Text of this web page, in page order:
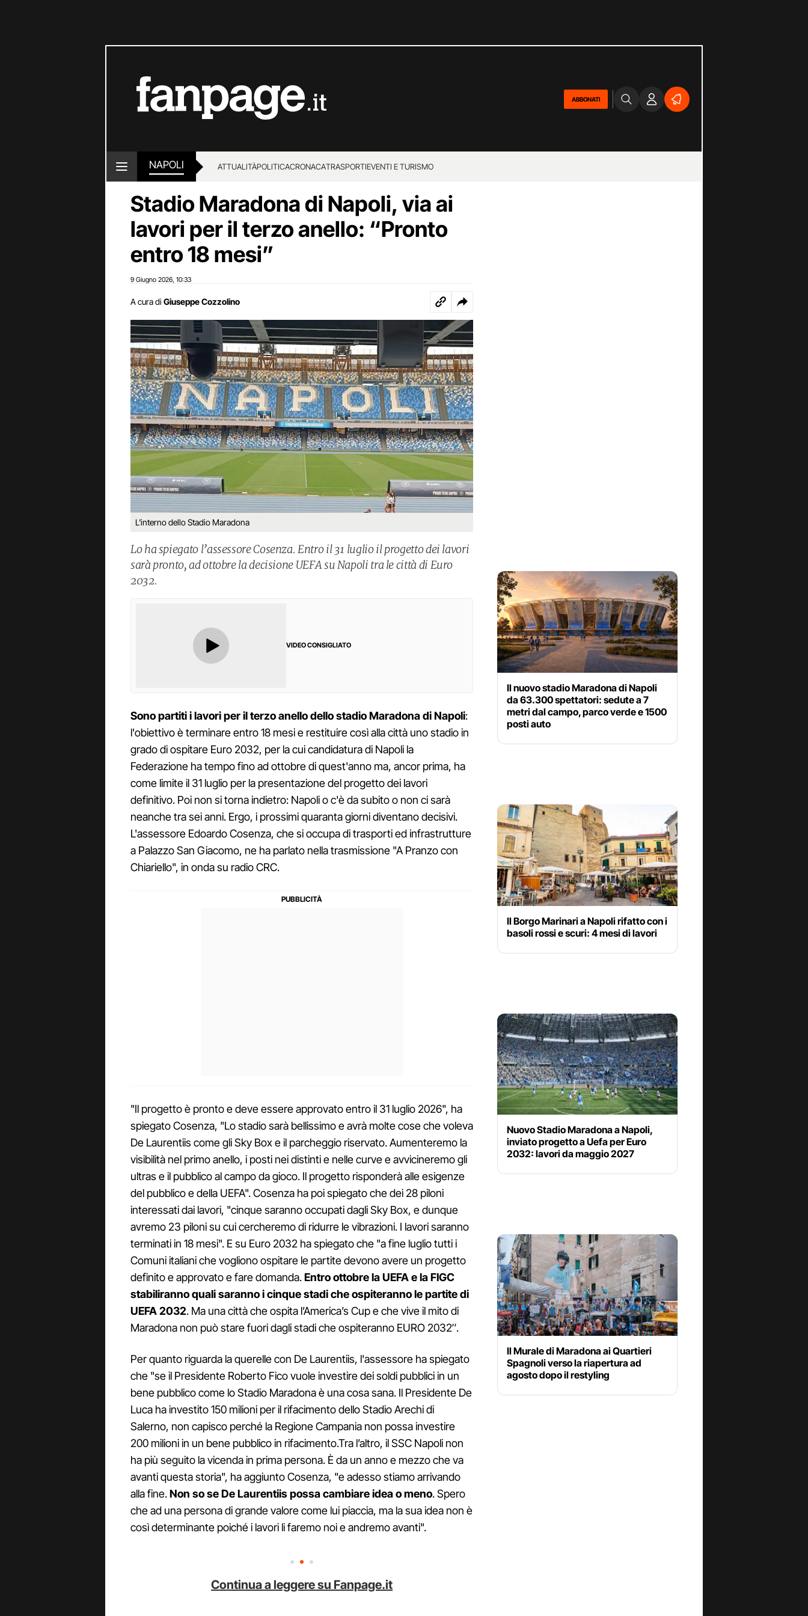
ABBONATI
NAPOLI ATTUALITÀPOLITICACRONACATRASPORTIEVENTI E TURISMO
Stadio Maradona di Napoli, via ai
lavori per il terzo anello: “Pronto
entro 18 mesi”
9 Giugno 2026 10:33
A cura di Giuseppe Cozzolino
L'interno dello Stadio Maradona
Lo ha spiegato l’assessore Cosenza. Entro il 31 luglio il progetto dei lavori
sarà pronto, ad ottobre la decisione UEFA su Napoli tra le città di Euro
2032.
VIDEO CONSIGLIATO
Sono partiti i lavori per il terzo anello dello stadio Maradona di Napoli:
l'obiettivo è terminare entro 18 mesi e restituire così alla città uno stadio in
grado di ospitare Euro 2032, per la cui candidatura di Napoli la
Federazione ha tempo fino ad ottobre di quest'anno ma, ancor prima, ha
come limite il 31 luglio per la presentazione del progetto dei lavori
definitivo. Poi non si torna indietro: Napoli o c'è da subito o non ci sarà
neanche tra sei anni. Ergo, i prossimi quaranta giorni diventano decisivi.
L'assessore Edoardo Cosenza, che si occupa di trasporti ed infrastrutture
a Palazzo San Giacomo, ne ha parlato nella trasmissione "A Pranzo con
Chiariello", in onda su radio CRC.
"Il progetto è pronto e deve essere approvato entro il 31 luglio 2026", ha
spiegato Cosenza, "Lo stadio sarà bellissimo e avrà molte cose che voleva
De Laurentiis come gli Sky Box e il parcheggio riservato. Aumenteremo la
visibilità nel primo anello, i posti nei distinti e nelle curve e avvicineremo gli
ultras e il pubblico al campo da gioco. Il progetto risponderà alle esigenze
del pubblico e della UEFA". Cosenza ha poi spiegato che dei 28 piloni
interessati dai lavori, "cinque saranno occupati dagli Sky Box, e dunque
avremo 23 piloni su cui cercheremo di ridurre le vibrazioni. I lavori saranno
terminati in 18 mesi". E su Euro 2032 ha spiegato che "a fine luglio tutti i
Comuni italiani che vogliono ospitare le partite devono avere un progetto
definito e approvato e fare domanda.Entro ottobre la UEFA e la FIGC
stabiliranno quali saranno i cinque stadi che ospiteranno le partite di
UEFA 2032. Ma una città che ospita l’America’s Cup e che vive il mito di
Maradona non può stare fuori dagli stadi che ospiteranno EURO 2032″.
Per quanto riguarda la querelle con De Laurentiis, l'assessore ha spiegato
che "se il Presidente Roberto Fico vuole investire dei soldi pubblici in un
bene pubblico come lo Stadio Maradona è una cosa sana. Il Presidente De
Luca ha investito 150 milioni per il rifacimento dello Stadio Arechi di
Salerno, non capisco perché la Regione Campania non possa investire
200 milioni in un bene pubblico in rifacimento.Tra l’altro, il SSC Napoli non
ha più seguito la vicenda in prima persona. È da un anno e mezzo che va
avanti questa storia", ha aggiunto Cosenza, "e adesso stiamo arrivando
alla fine.Non so se De Laurentiis possa cambiare idea o meno. Spero
che ad una persona di grande valore come lui piaccia, ma la sua idea non è
così determinante poiché i lavori li faremo noi e andremo avanti".
Continua a leggere su Fanpage.it
Il nuovo stadio Maradona di Napoli
da 63.300 spettatori: sedute a 7
metri dal campo, parco verde e 1500
posti auto
Il Borgo Marinari a Napoli rifatto con i
basoli rossi e scuri: 4 mesi di lavori
Nuovo Stadio Maradona a Napoli,
inviato progetto a Uefa per Euro
2032: lavori da maggio 2027
Il Murale di Maradona ai Quartieri
Spagnoli verso la riapertura ad
agosto dopo il restyling